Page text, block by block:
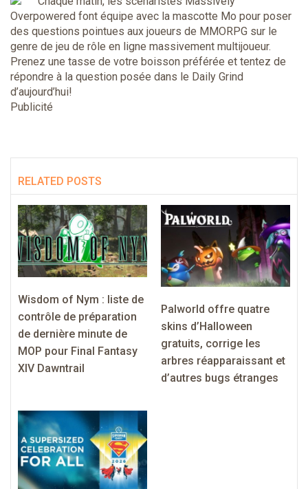
Overpowered font équipe avec la mascotte Mo pour poser
des questions pointues aux joueurs de MMORPG sur le
genre de jeu de rôle en ligne massivement multijoueur.
Prenez une tasse de votre boisson préférée et tentez de
répondre à la question posée dans le Daily Grind
d’aujourd’hui!
Publicité
RELATED POSTS
Wisdom of Nym : liste de
contrôle de préparation
de dernière minute de
MOP pour Final Fantasy
XIV Dawntrail
Palworld offre quatre
skins d’Halloween
gratuits, corrige les
arbres réapparaissant et
d’autres bugs étranges